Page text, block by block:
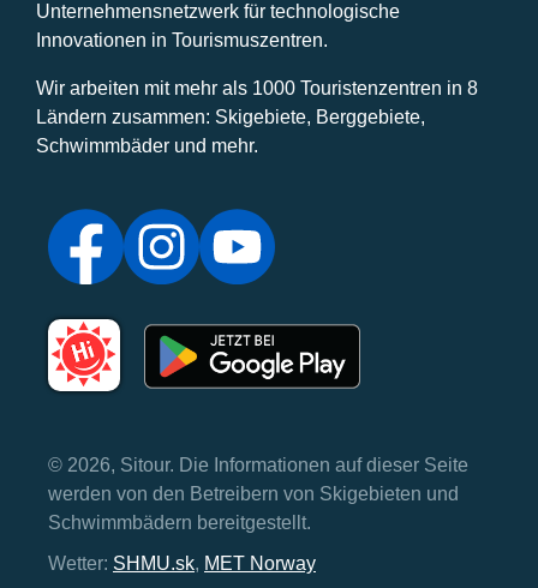
Unternehmensnetzwerk für technologische
Innovationen in Tourismuszentren.
Wir arbeiten mit mehr als 1000 Touristenzentren in 8
Ländern zusammen: Skigebiete, Berggebiete,
Schwimmbäder und mehr.
© 2026, Sitour. Die Informationen auf dieser Seite
werden von den Betreibern von Skigebieten und
Schwimmbädern bereitgestellt.
Wetter: SHMU.sk, MET Norway